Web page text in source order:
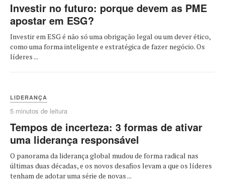
Investir no futuro: porque devem as PME
apostar em ESG?
Investir em ESG é não só uma obrigação legal ou um dever ético,
como uma forma inteligente e estratégica de fazer negócio. Os
líderes ...
LIDERANÇA
5 minutos de leitura
Tempos de incerteza: 3 formas de ativar
uma liderança responsável
O panorama da liderança global mudou de forma radical nas
últimas duas décadas, e os novos desafios levam a que os líderes
tenham de adotar uma série de novas ...